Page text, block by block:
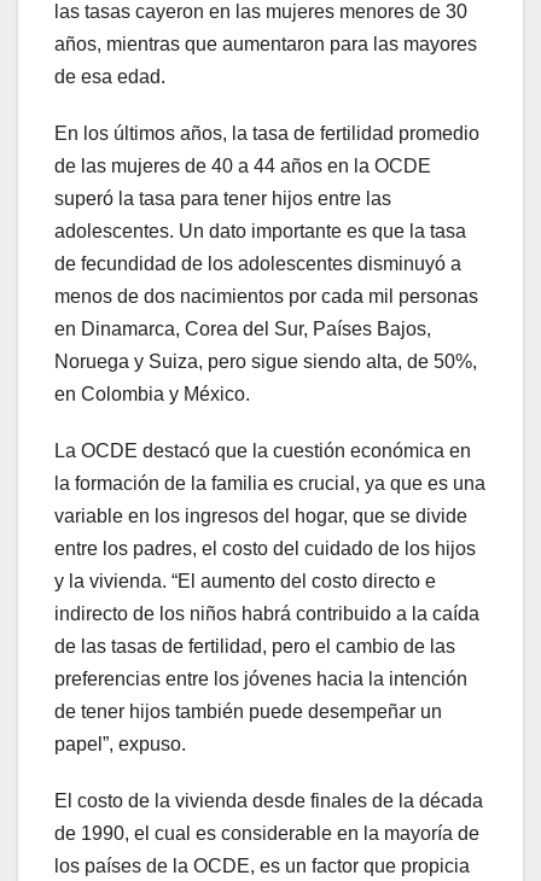
las tasas cayeron en las mujeres menores de 30
años, mientras que aumentaron para las mayores
de esa edad.
En los últimos años, la tasa de fertilidad promedio
de las mujeres de 40 a 44 años en la OCDE
superó la tasa para tener hijos entre las
adolescentes. Un dato importante es que la tasa
de fecundidad de los adolescentes disminuyó a
menos de dos nacimientos por cada mil personas
en Dinamarca, Corea del Sur, Países Bajos,
Noruega y Suiza, pero sigue siendo alta, de 50%,
en Colombia y México.
La OCDE destacó que la cuestión económica en
la formación de la familia es crucial, ya que es una
variable en los ingresos del hogar, que se divide
entre los padres, el costo del cuidado de los hijos
y la vivienda. “El aumento del costo directo e
indirecto de los niños habrá contribuido a la caída
de las tasas de fertilidad, pero el cambio de las
preferencias entre los jóvenes hacia la intención
de tener hijos también puede desempeñar un
papel”, expuso.
El costo de la vivienda desde finales de la década
de 1990, el cual es considerable en la mayoría de
los países de la OCDE, es un factor que propicia